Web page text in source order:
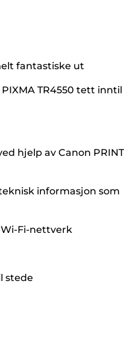
fantastiske ut
TR4550 tett inntil
hjelp av Canon
informasjon som
Fi-nettverk
stede